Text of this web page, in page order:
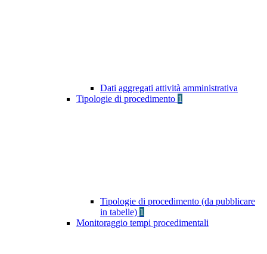
Dati aggregati attività amministrativa
Tipologie di procedimento 1
Tipologie di procedimento (da pubblicare
in tabelle) 1
Monitoraggio tempi procedimentali